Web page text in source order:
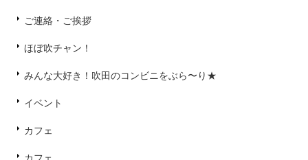
ご連絡・ご挨拶
ほぼ吹チャン！
みんな大好き！吹田のコンビニをぶら〜り★
イベント
カフェ